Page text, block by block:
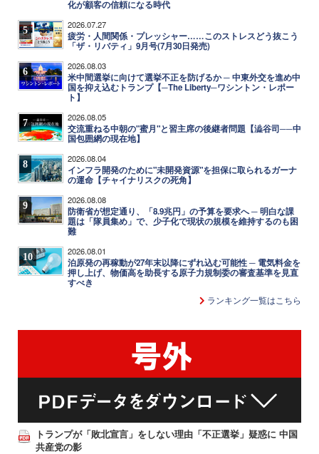
化が顧客の信頼になる時代
5 2026.07.27
疲労・人間関係・プレッシャー……このストレスどう抜こう
「ザ・リバティ」9月号(7月30日発売)
6 2026.08.03
米中間選挙に向けて選挙不正を防げるか ─ 中東外交を進め中
国を抑え込むトランプ【─The Liberty─ワシントン・レポー
ト】
7 2026.08.05
交流重ねる中朝の"蜜月"と習主席の後継者問題【澁谷司──中
国包囲網の現在地】
8 2026.08.04
インフラ開発のために"未開発資源"を担保に取られるガーナ
の運命【チャイナリスクの死角】
9 2026.08.08
防衛省が想定通り、「8.9兆円」の予算を要求へ ─ 明白な課
題は「隊員集め」で、少子化で現状の規模を維持するのも困
難
10 2026.08.01
泊原発の再稼動が27年末以降にずれ込む可能性 ─ 電気料金を
押し上げ、物価高を助長する原子力規制委の審査基準を見直
すべき
ランキング一覧はこちら
トランプが「敗北宣言」をしない理由「不正選挙」疑惑に 中国
共産党の影